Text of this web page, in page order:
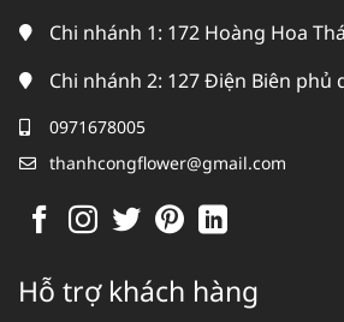
Chi nhánh 1: 172 Hoàng Hoa
Chi nhánh 2: 127 Điện Biên phủ
0971678005
thanhcongflower@gmail.com
Hỗ trợ khách hàng